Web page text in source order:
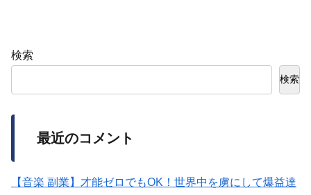
検索
検索
最近のコメント
【音楽 副業】才能ゼロでもOK！世界中を虜にして爆益達